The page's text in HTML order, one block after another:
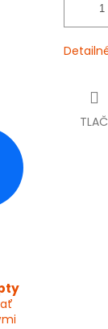
TLAČ